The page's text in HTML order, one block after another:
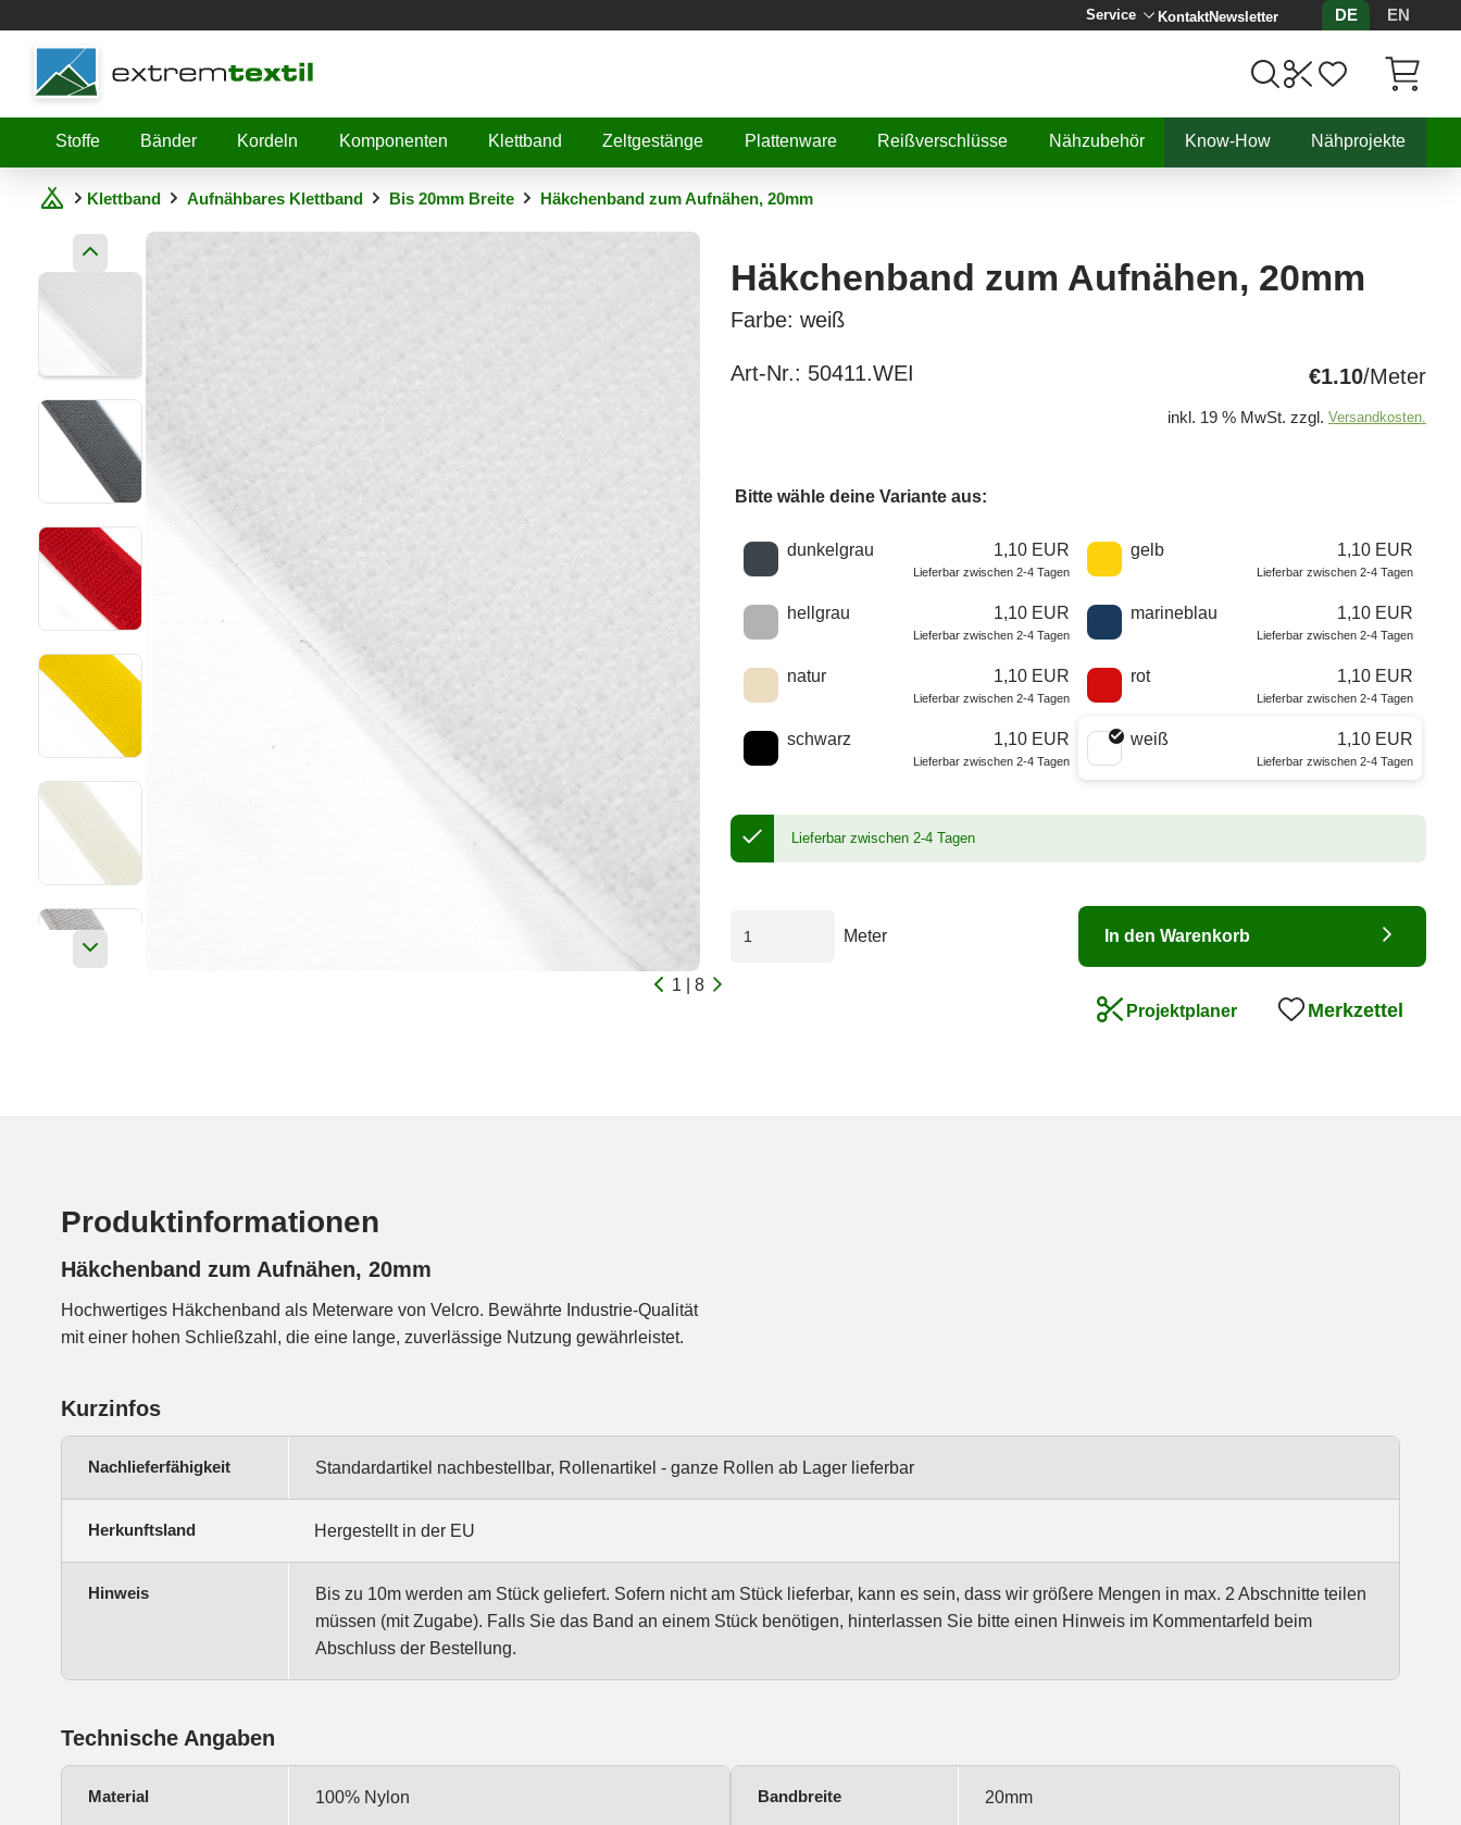
Service KontaktNewsletter DE
EN
Shopware
Stoffe
Bänder Kordeln Komponenten Klettband Zeltgestänge Plattenware Reißverschlüsse Nähzubehör Know-How Nähprojekte
Klettband Aufnähbares Klettband Bis 20mm Breite Häkchenband zum Aufnähen, 20mm
1 | 8
Häkchenband zum Aufnähen, 20mm
Farbe: weiß
Art-Nr.: 50411.WEI €1.10/Meter
inkl. 19 % MwSt. zzgl. Versandkosten.
Bitte wähle deine Variante aus:
Wähle eine Farbe
dunkelgrau 1,10 EUR
Lieferbar zwischen 2-4 Tagen
gelb 1,10 EUR
Lieferbar zwischen 2-4 Tagen
hellgrau 1,10 EUR
Lieferbar zwischen 2-4 Tagen
marineblau 1,10 EUR
Lieferbar zwischen 2-4 Tagen
natur 1,10 EUR
Lieferbar zwischen 2-4 Tagen
rot 1,10 EUR
Lieferbar zwischen 2-4 Tagen
schwarz 1,10 EUR
Lieferbar zwischen 2-4 Tagen
weiß 1,10 EUR
Lieferbar zwischen 2-4 Tagen
Lieferbar zwischen 2-4 Tagen
Meter In den Warenkorb
Projektplaner Merkzettel
Produktinformationen
Häkchenband zum Aufnähen, 20mm
Hochwertiges Häkchenband als Meterware von Velcro. Bewährte Industrie-Qualität
mit einer hohen Schließzahl, die eine lange, zuverlässige Nutzung gewährleistet.
Kurzinfos
Nachlieferfähigkeit Standardartikel nachbestellbar, Rollenartikel - ganze Rollen ab Lager lieferbar
Herkunftsland Hergestellt in der EU
Hinweis
Bis zu 10m werden am Stück geliefert. Sofern nicht am Stück lieferbar, kann es sein, dass wir größere Mengen in max. 2 Abschnitte teilen
müssen (mit Zugabe). Falls Sie das Band an einem Stück benötigen, hinterlassen Sie bitte einen Hinweis im Kommentarfeld beim
Abschluss der Bestellung.
Technische Angaben
Material 100% Nylon Bandbreite 20mm